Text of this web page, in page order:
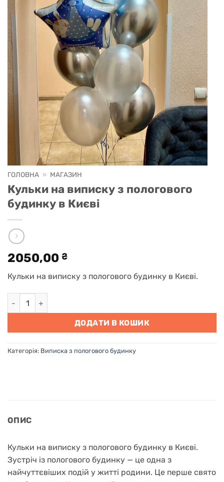
ГОЛОВНА » МАГАЗИН
Кульки на виписку з пологового
будинку в Києві
2050,00 ₴
Кульки на виписку з пологового будинку в Києві.
Кульки на виписку з пологового будинку в Києві кількість
ДОДАТИ В КОШИК
Категорія: Виписка з пологового будинку
ОПИС
Кульки на виписку з пологового будинку в Києві.
Зустріч із пологового будинку — це одна з
найчуттєвіших подій у житті родини. Це перше свято